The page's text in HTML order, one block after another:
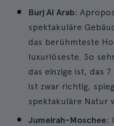
Burj Al Arab:
spektakuläre
das berühmteste
luxuriöseste. So
das einzige ist, das
ist zwar richtig,
spektakuläre Natur
Jumeirah-Moschee: